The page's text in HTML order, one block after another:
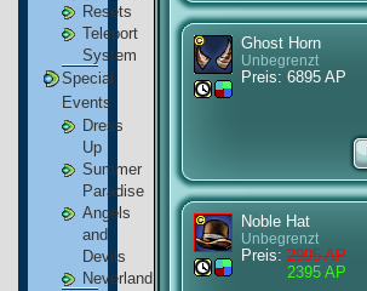
Resets
Teleport
System
Special
Events
Dress
Up
Summer
Paradise
Angels
and
Devils
Neverland
Ghost Horn
Unbegrenzt
Preis: 6895 AP
Noble Hat
Unbegrenzt
Preis: 2995 AP
2395 AP